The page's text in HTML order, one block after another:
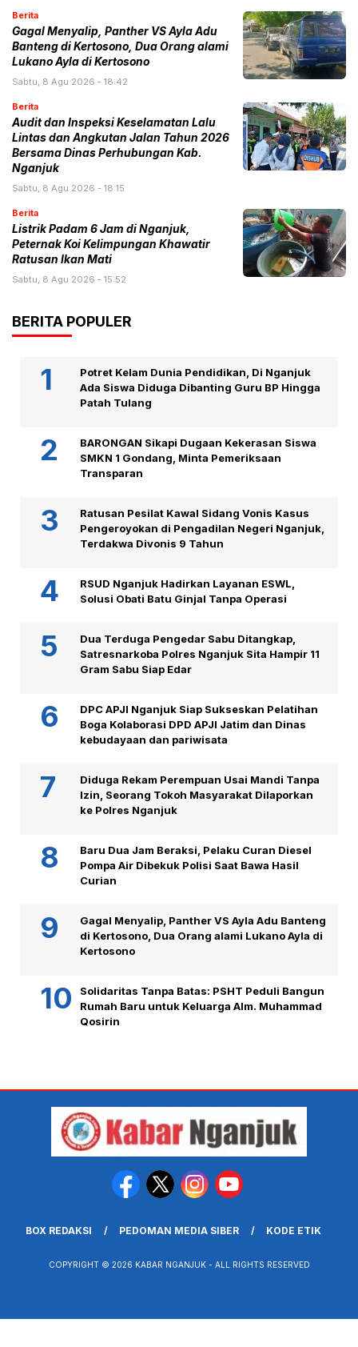
Berita
Gagal Menyalip, Panther VS Ayla Adu
Banteng di Kertosono, Dua Orang alami
Lukano Ayla di Kertosono
Sabtu, 8 Agu 2026 - 18:42
Berita
Audit dan Inspeksi Keselamatan Lalu
Lintas dan Angkutan Jalan Tahun 2026
Bersama Dinas Perhubungan Kab.
Nganjuk
Sabtu, 8 Agu 2026 - 18:15
Berita
Listrik Padam 6 Jam di Nganjuk,
Peternak Koi Kelimpungan Khawatir
Ratusan Ikan Mati
Sabtu, 8 Agu 2026 - 15:52
BERITA POPULER
Potret Kelam Dunia Pendidikan, Di Nganjuk
Ada Siswa Diduga Dibanting Guru BP Hingga
Patah Tulang
BARONGAN Sikapi Dugaan Kekerasan Siswa
SMKN 1 Gondang, Minta Pemeriksaan
Transparan
Ratusan Pesilat Kawal Sidang Vonis Kasus
Pengeroyokan di Pengadilan Negeri Nganjuk,
Terdakwa Divonis 9 Tahun
RSUD Nganjuk Hadirkan Layanan ESWL,
Solusi Obati Batu Ginjal Tanpa Operasi
Dua Terduga Pengedar Sabu Ditangkap,
Satresnarkoba Polres Nganjuk Sita Hampir 11
Gram Sabu Siap Edar
DPC APJI Nganjuk Siap Sukseskan Pelatihan
Boga Kolaborasi DPD APJI Jatim dan Dinas
kebudayaan dan pariwisata
Diduga Rekam Perempuan Usai Mandi Tanpa
Izin, Seorang Tokoh Masyarakat Dilaporkan
ke Polres Nganjuk
Baru Dua Jam Beraksi, Pelaku Curan Diesel
Pompa Air Dibekuk Polisi Saat Bawa Hasil
Curian
Gagal Menyalip, Panther VS Ayla Adu Banteng
di Kertosono, Dua Orang alami Lukano Ayla di
Kertosono
Solidaritas Tanpa Batas: PSHT Peduli Bangun
Rumah Baru untuk Keluarga Alm. Muhammad
Qosirin
BOX REDAKSI PEDOMAN MEDIA SIBER KODE ETIK
COPYRIGHT © 2026 KABAR NGANJUK - ALL RIGHTS RESERVED